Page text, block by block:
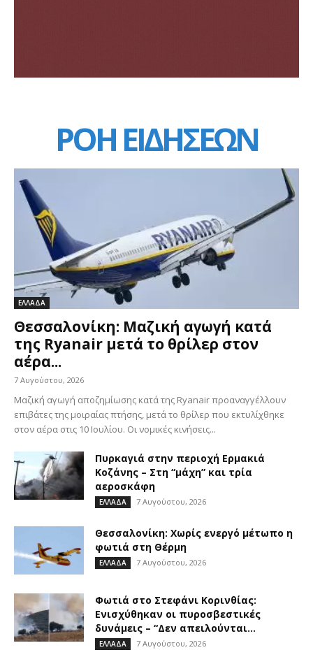
ΡΟΗ ΕΙΔΗΣΕΩΝ
ΕΛΛΑΔΑ
Θεσσαλονίκη: Μαζική αγωγή κατά
της Ryanair μετά το θρίλερ στον
αέρα...
7 Αυγούστου, 2026
Μαζική αγωγή αποζημίωσης κατά της Ryanair προαναγγέλλουν
επιβάτες της μοιραίας πτήσης, μετά το θρίλερ που εκτυλίχθηκε
στον αέρα στις 10 Ιουλίου. Οι νομικές κινήσεις...
Πυρκαγιά στην περιοχή Ερμακιά
Κοζάνης – Στη “μάχη” και τρία
αεροσκάφη
ΕΛΛΑΔΑ 7 Αυγούστου, 2026
Θεσσαλονίκη: Χωρίς ενεργό μέτωπο η
φωτιά στη Θέρμη
ΕΛΛΑΔΑ 7 Αυγούστου, 2026
Φωτιά στο Στεφάνι Κορινθίας:
Ενισχύθηκαν οι πυροσβεστικές
δυνάμεις – “Δεν απειλούνται...
ΕΛΛΑΔΑ 7 Αυγούστου, 2026